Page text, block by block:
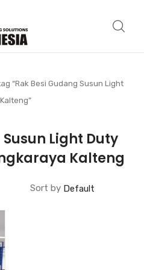
“Rak Besi Gudang Susun Light
Light Duty
Kalteng
Sort by